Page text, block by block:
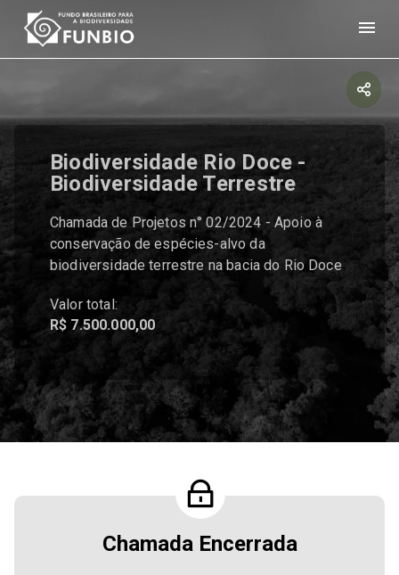
Biodiversidade Rio Doce -
Biodiversidade Terrestre
Chamada de Projetos n° 02/2024 - Apoio à
conservação de espécies-alvo da
biodiversidade terrestre na bacia do Rio Doce
Valor total:
R$ 7.500.000,00
Chamada Encerrada